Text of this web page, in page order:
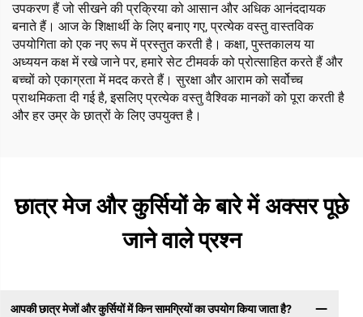
उपकरण हैं जो सीखने की प्रक्रिया को आसान और अधिक आनंददायक
बनाते हैं। आज के शिक्षार्थी के लिए बनाए गए, प्रत्येक वस्तु वास्तविक
उपयोगिता को एक नए रूप में प्रस्तुत करती है। कक्षा, पुस्तकालय या
अध्ययन कक्ष में रखे जाने पर, हमारे सेट टीमवर्क को प्रोत्साहित करते हैं और
बच्चों को एकाग्रता में मदद करते हैं। सुरक्षा और आराम को सर्वोच्च
प्राथमिकता दी गई है, इसलिए प्रत्येक वस्तु वैश्विक मानकों को पूरा करती है
और हर उम्र के छात्रों के लिए उपयुक्त है।
छात्र मेज और कुर्सियों के बारे में अक्सर पूछे
जाने वाले प्रश्न
आपकी छात्र मेजों और कुर्सियों में किन सामग्रियों का उपयोग किया जाता है?